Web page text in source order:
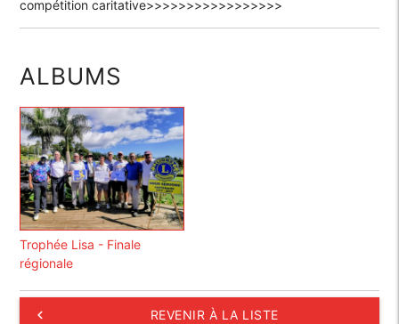
compétition caritative>>>>>>>>>>>>>>>>>
ALBUMS
Trophée Lisa - Finale
régionale
keyboard_arrow_left REVENIR À LA LISTE